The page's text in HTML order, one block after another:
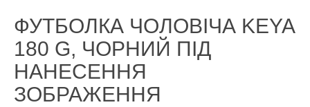
ФУТБОЛКА ЧОЛОВІЧА KEYA
180 G, ЧОРНИЙ ПІД
НАНЕСЕННЯ
ЗОБРАЖЕННЯ